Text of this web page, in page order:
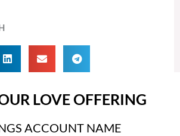
LOVE OFFERING
ACCOUNT NAME